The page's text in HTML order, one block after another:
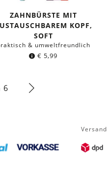
ZAHNBÜRSTE MIT
KOPF,
SOFT
& umweltfreundlich
€ 5,99
6